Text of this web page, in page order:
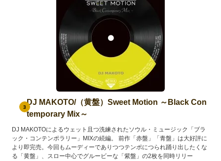
3
DJ MAKOTO/（黄盤）Sweet Motion ～Black Con
temporary Mix～
DJ MAKOTOによるウェット且つ洗練されたソウル・ミュージック「ブラ
ック・コンテンポラリー」MIXの続編。 前作「赤盤」「青盤」は大好評に
より即完売。今回もムーディーでありつつテンポにつられ踊り出したくな
る「黄盤」、スロー中心でグルービーな「紫盤」の2枚を同時リリー